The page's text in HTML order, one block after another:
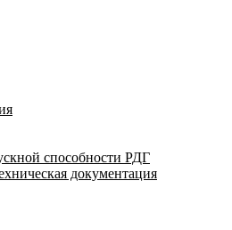
способности РДГ
документация